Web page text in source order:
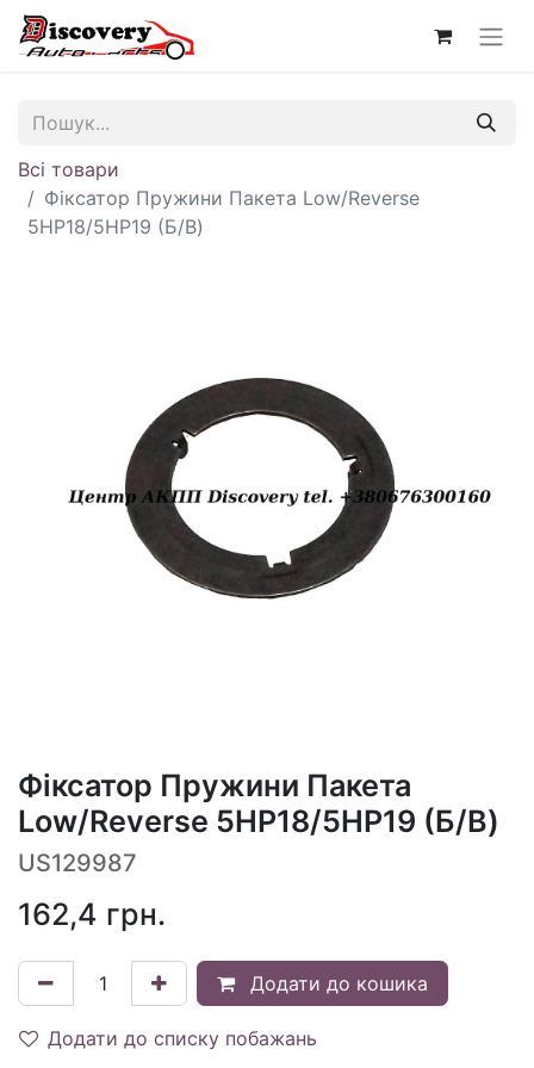
Всі товари
Фіксатор Пружини Пакета Low/Reverse
5HP18/5HP19 (Б/В)
Фіксатор Пружини Пакета
Low/Reverse 5HP18/5HP19 (Б/В)
US129987
162,4 грн.
Додати до кошика
Додати до списку побажань